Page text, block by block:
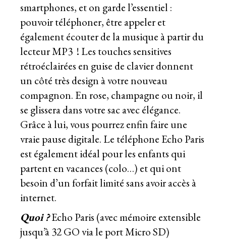
smartphones, et on garde l’essentiel :
pouvoir téléphoner, être appeler et
également écouter de la musique à partir du
lecteur MP3 ! Les touches sensitives
rétroéclairées en guise de clavier donnent
un côté très design à votre nouveau
compagnon. En rose, champagne ou noir, il
se glissera dans votre sac avec élégance.
Grâce à lui, vous pourrez enfin faire une
vraie pause digitale. Le téléphone Echo Paris
est également idéal pour les enfants qui
partent en vacances (colo…) et qui ont
besoin d’un forfait limité sans avoir accès à
internet.
Quoi ?Echo Paris (avec mémoire extensible
jusqu’à 32 GO via le port Micro SD)